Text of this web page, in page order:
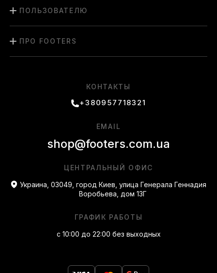
ПОЛЬЗОВАТЕЛЮ
ПРО FOOTERS
КОНТАКТЫ
+380957718321
ЦЕНТРАЛЬНЫЙ ОФИС
Украина, 03049, город Киев, улица Генерала Геннадия
Воробьева, дом 13Г
ГРАФИК РАБОТЫ
с 10:00 до 22:00 без выходных
EMAIL
shop@footers.com.ua